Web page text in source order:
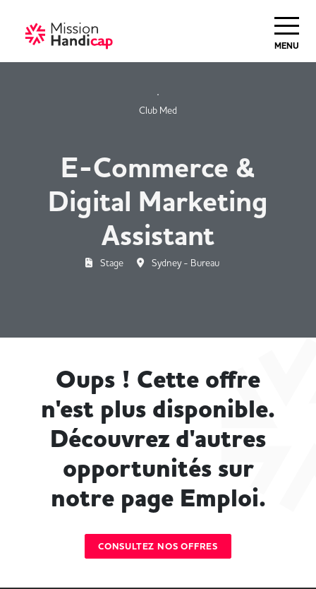
MENU
Club Med
E-Commerce &
Digital Marketing
Assistant
Stage Sydney - Bureau
Oups ! Cette offre
n'est plus disponible.
Découvrez d'autres
opportunités sur
notre page Emploi.
CONSULTEZ NOS OFFRES